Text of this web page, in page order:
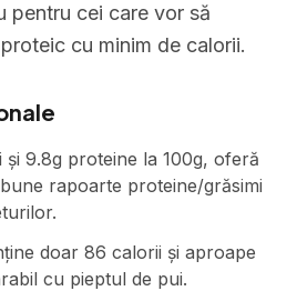
pentru cei care vor să
cu minim de calorii.
și 9.8g proteine la 100g, oferă
rapoarte proteine/grăsimi
doar 86 calorii și aproape
cu pieptul de pui.